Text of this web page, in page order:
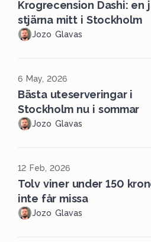
Krogrecension Dashi: en
stjärna mitt i Stockholm
Jozo Glavas
6 May, 2026
Bästa uteserveringar i
Stockholm nu i sommar
Jozo Glavas
12 Feb, 2026
Tolv viner under 150
inte får missa
Jozo Glavas